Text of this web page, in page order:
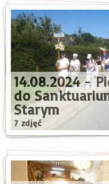
14.08.2024 -
do
Starym
7 zdjęć